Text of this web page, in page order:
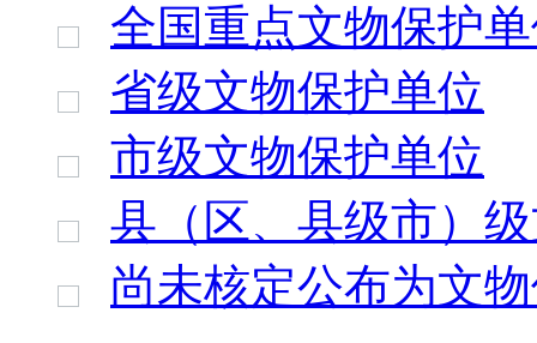
全国重点文物保护
省级文物保护单位
市级文物保护单位
县（区、县级市）
尚未核定公布为文